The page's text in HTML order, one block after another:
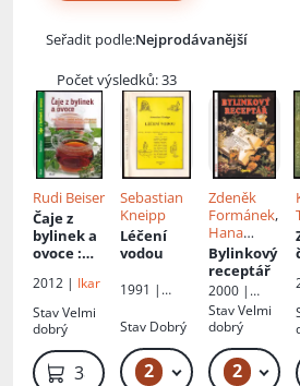
Seřadit podle:
Počet výsledků: 33
Rudi Beiser
Čaje z
bylinek a
ovoce:
míchat,
připravov
at a
vychutna
t si čajové
směsi]
2012 | Ikar
StavVelmi
dobrý
389 Kč
Sebastian
Kneipp
Léčení
vodou
1991 |
Stav Dobrý
2 499 Kč – 549 Kč
Zdeněk
Formánek,
Hana
Formánko
vá
Bylinkový
receptář
2000 |
Dona
StavVelmi
dobrý
2 89 Kč